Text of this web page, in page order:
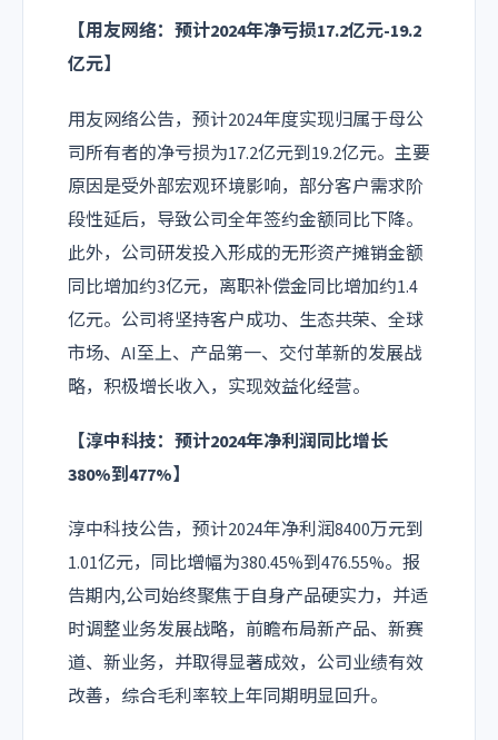
【用友网络：预计2024年净亏损17.2亿元-19.2
亿元】
用友网络公告，预计2024年度实现归属于母公
司所有者的净亏损为17.2亿元到19.2亿元。主要
原因是受外部宏观环境影响，部分客户需求阶
段性延后，导致公司全年签约金额同比下降。
此外，公司研发投入形成的无形资产摊销金额
同比增加约3亿元，离职补偿金同比增加约1.4
亿元。公司将坚持客户成功、生态共荣、全球
市场、AI至上、产品第一、交付革新的发展战
略，积极增长收入，实现效益化经营。
【淳中科技：预计2024年净利润同比增长
380%到477%】
淳中科技公告，预计2024年净利润8400万元到
1.01亿元，同比增幅为380.45%到476.55%。报
告期内,公司始终聚焦于自身产品硬实力，并适
时调整业务发展战略，前瞻布局新产品、新赛
道、新业务，并取得显著成效，公司业绩有效
改善，综合毛利率较上年同期明显回升。